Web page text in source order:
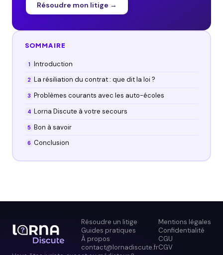
Résoudre mon litige →
SOMMAIRE
Introduction
La résiliation du contrat : que dit la loi ?
Problèmes courants avec les auto-écoles
Lorna Discute à votre secours
Bon à savoir
Conclusion
Résoudre un litige
Guides pratiques
À propos
contact@lornadiscute.fr
Mentions légales
Confidentialité
CGU
CGV